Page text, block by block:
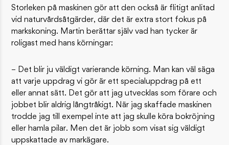
Storleken på maskinen gör att den också är flitigt anlitad
vid naturvårdsåtgärder, där det är extra stort fokus på
markskoning. Martin berättar själv vad han tycker är
roligast med hans körningar:
– Det blir ju väldigt varierande körning. Man kan väl säga
att varje uppdrag vi gör är ett specialuppdrag på ett
eller annat sätt. Det gör att jag utvecklas som förare och
jobbet blir aldrig långtråkigt. När jag skaffade maskinen
trodde jag till exempel inte att jag skulle köra bokröjning
eller hamla pilar. Men det är jobb som visat sig väldigt
uppskattade av markägare.